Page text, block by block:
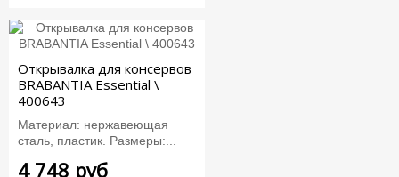
Открывалка для консервов
BRABANTIA Essential \
400643
Материал: нержавеющая
сталь, пластик. Размеры:...
4 748 руб